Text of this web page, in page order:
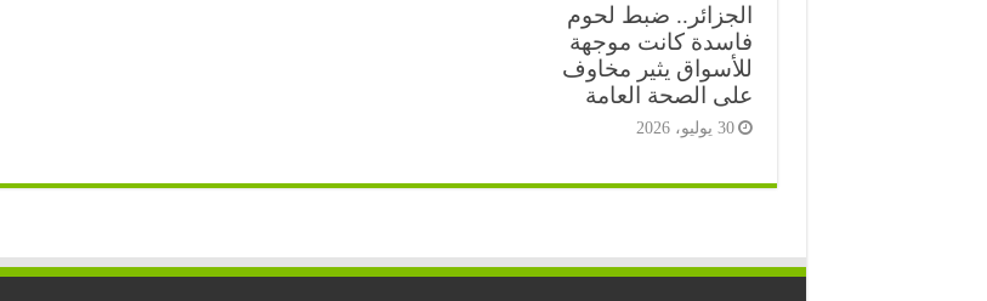
الجزائر.. ضبط لحوم
فاسدة كانت موجهة
للأسواق يثير مخاوف
على الصحة العامة
30 يوليو، 2026